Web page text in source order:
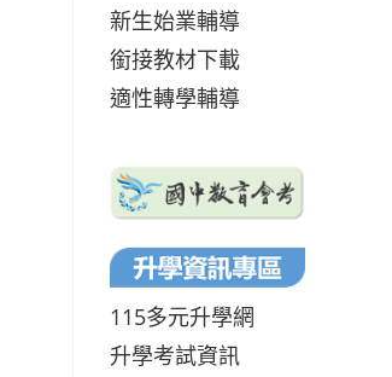
新生始業輔導
銜接教材下載
適性轉學輔導
115多元升學網
升學考試資訊